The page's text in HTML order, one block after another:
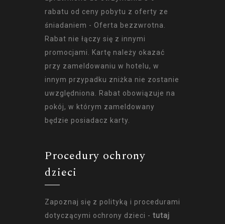
rabatu od ceny pobytu z oferty ze
śniadaniem - Oferta bezzwrotna.
Rabat nie łączy się z innymi
promocjami. Kartę należy okazać
przy zameldowaniu w hotelu, w
innym przypadku zniżka nie zostanie
uwzględniona. Rabat obowiązuje na
pokój, w którym zameldowany
będzie posiadacz karty.
Procedury ochrony
dzieci
Zapoznaj się z polityką i procedurami
dotyczącymi ochrony dzieci - tutaj